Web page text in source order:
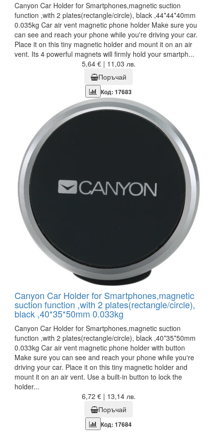
Canyon Car Holder for Smartphones,magnetic suction
function ,with 2 plates(rectangle/circle), black ,44*44*40mm
0.035kg Car air vent magnetic phone holder Make sure you
can see and reach your phone while you're driving your car.
Place it on this tiny magnetic holder and mount it on an air
vent. Its 4 powerful magnets will firmly hold your smartph...
5,64 € | 11,03 лв.
Поръчай
Код: 17683
Canyon Car Holder for Smartphones,magnetic
suction function ,with 2 plates(rectangle/circle),
black ,40*35*50mm 0.033kg
Canyon Car Holder for Smartphones,magnetic suction
function ,with 2 plates(rectangle/circle), black ,40*35*50mm
0.033kg Car air vent magnetic phone holder with button
Make sure you can see and reach your phone while you're
driving your car. Place it on this tiny magnetic holder and
mount it on an air vent. Use a built-in button to lock the
holder...
6,72 € | 13,14 лв.
Поръчай
Код: 17684